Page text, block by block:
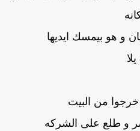
هو بيمسك ايديها
من البيت
و طلع على الشركه